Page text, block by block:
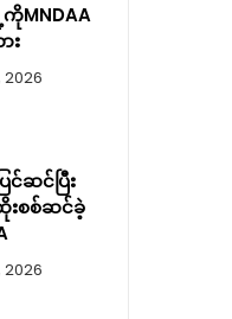
MNDAA
း
2026
င်ဆင်ပြီး
းစစ်ဆင်ခဲ့
2026